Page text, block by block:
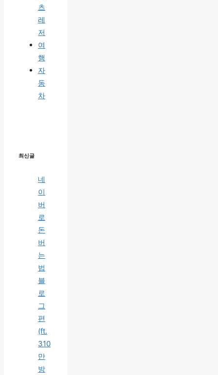
츠
레
저
여
행
자
동
차
최신글
네
이
버
로
돈
버
는
법
블
로
그
편
(ft.
310
만
방